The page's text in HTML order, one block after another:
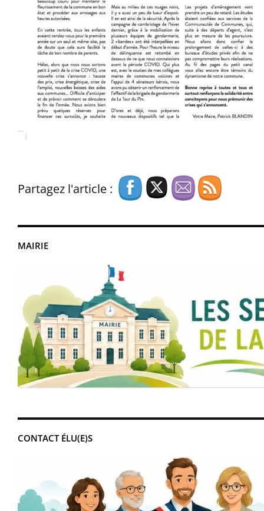
MAIRIE
CONTACT ÉLU(E)S
Partagez l'article :